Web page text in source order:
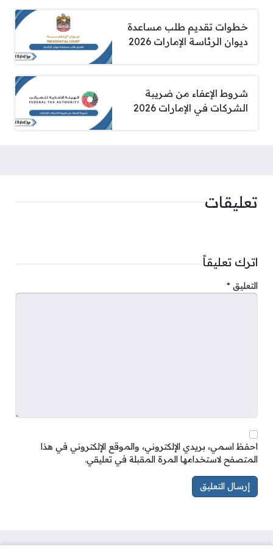
خطوات تقديم طلب مساعدة
ديوان الرئاسة الإمارات 2026
شروط الإعفاء من ضريبة
الشركات في الإمارات 2026
تعليقات
اترك تعليقاً
التعليق *
احفظ اسمي، بريدي الإلكتروني، والموقع الإلكتروني في هذا
المتصفح لاستخدامها المرة المقبلة في تعليقي.